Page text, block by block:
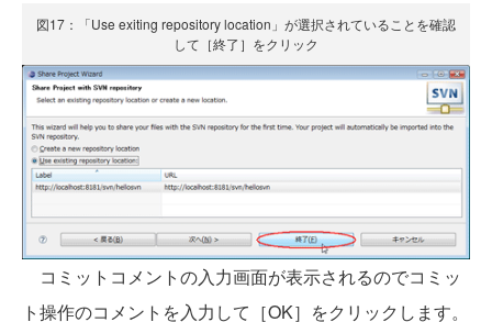
図17：「Use exiting repository location」が選択されていることを確認
して［終了］をクリック
コミットコメントの入力画面が表示されるのでコミッ
ト操作のコメントを入力して［OK］をクリックします。